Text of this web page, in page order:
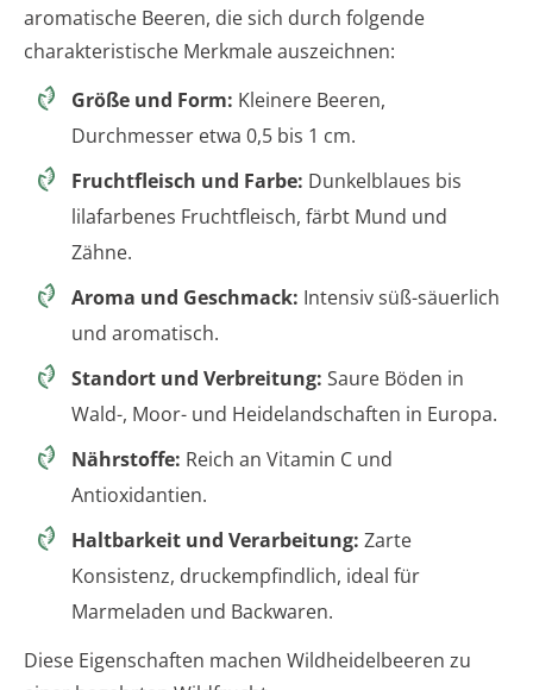
aromatische Beeren, die sich durch folgende
charakteristische Merkmale auszeichnen:
Größe und Form: Kleinere Beeren,
Durchmesser etwa 0,5 bis 1 cm.
Fruchtfleisch und Farbe: Dunkelblaues bis
lilafarbenes Fruchtfleisch, färbt Mund und
Zähne.
Aroma und Geschmack: Intensiv süß-säuerlich
und aromatisch.
Standort und Verbreitung: Saure Böden in
Wald-, Moor- und Heidelandschaften in Europa.
Nährstoffe: Reich an Vitamin C und
Antioxidantien.
Haltbarkeit und Verarbeitung: Zarte
Konsistenz, druckempfindlich, ideal für
Marmeladen und Backwaren.
Diese Eigenschaften machen Wildheidelbeeren zu